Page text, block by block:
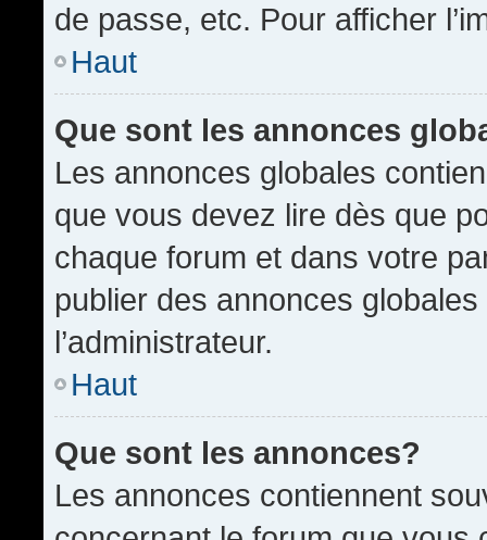
de passe, etc. Pour afficher
Haut
Que sont les annonces
Les annonces globales
que vous devez lire dès que
chaque forum et dans votre
publier des annonces
l’administrateur.
Haut
Que sont les annonces?
Les annonces contiennent